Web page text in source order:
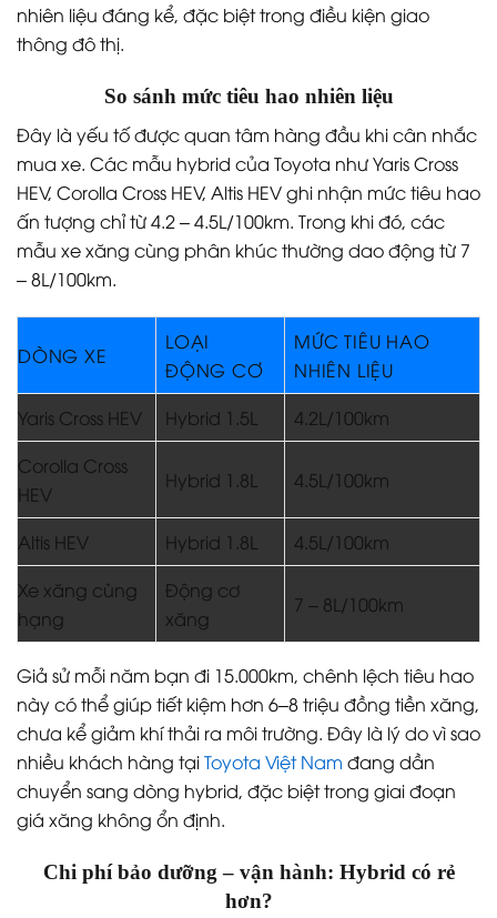
nhiên liệu đáng kể, đặc biệt trong điều kiện giao
thông đô thị.
So sánh mức tiêu hao nhiên liệu
Đây là yếu tố được quan tâm hàng đầu khi cân nhắc
mua xe. Các mẫu hybrid của Toyota như Yaris Cross
HEV, Corolla Cross HEV, Altis HEV ghi nhận mức tiêu hao
ấn tượng chỉ từ 4.2 – 4.5L/100km. Trong khi đó, các
mẫu xe xăng cùng phân khúc thường dao động từ 7
– 8L/100km.
DÒNG XE
LOẠI
ĐỘNG CƠ
MỨC TIÊU HAO
NHIÊN LIỆU
Yaris Cross HEV
Hybrid 1.5L
4.2L/100km
Corolla Cross
HEV
Hybrid 1.8L 4.5L/100km
Altis HEV Hybrid 1.8L
4.5L/100km
Xe xăng cùng
hạng
Động cơ
xăng
7 – 8L/100km
Giả sử mỗi năm bạn đi 15.000km, chênh lệch tiêu hao
này có thể giúp tiết kiệm hơn 6–8 triệu đồng tiền xăng,
chưa kể giảm khí thải ra môi trường. Đây là lý do vì sao
nhiều khách hàng tạiToyota Việt Nam đang dần
chuyển sang dòng hybrid, đặc biệt trong giai đoạn
giá xăng không ổn định.
Chi phí bảo dưỡng – vận hành: Hybrid có rẻ
hơn?